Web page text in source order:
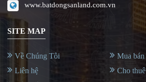
www.batdongsanland.com.vn
SITE MAP
Về Chúng Tôi
Liên hệ
Mua bán
Cho thuê